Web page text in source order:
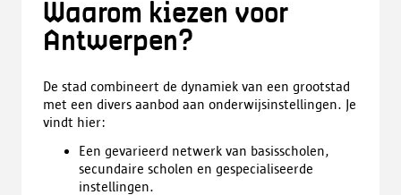
Waarom kiezen voor
Antwerpen?
De stad combineert de dynamiek van een grootstad
met een divers aanbod aan onderwijsinstellingen. Je
vindt hier:
Een gevarieerd netwerk van basisscholen,
secundaire scholen en gespecialiseerde
instellingen.